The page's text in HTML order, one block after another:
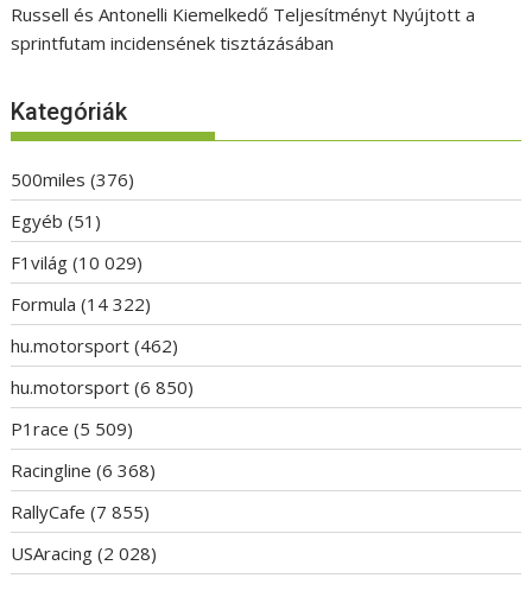
Russell és Antonelli Kiemelkedő Teljesítményt Nyújtott a
sprintfutam incidensének tisztázásában
Kategóriák
500miles (376)
Egyéb (51)
F1világ (10 029)
Formula (14 322)
hu.motorsport (462)
hu.motorsport (6 850)
P1race (5 509)
Racingline (6 368)
RallyCafe (7 855)
USAracing (2 028)